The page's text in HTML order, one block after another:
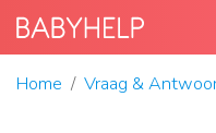
Home Vraag &